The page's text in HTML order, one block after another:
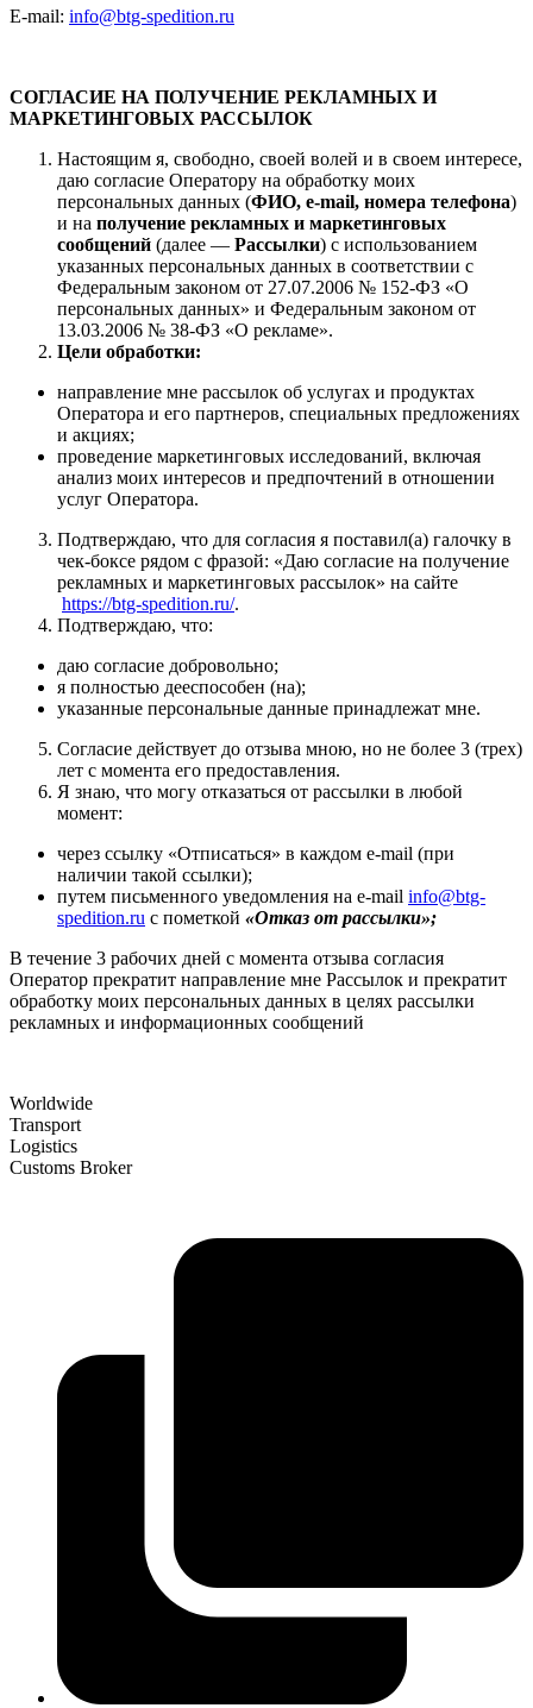
E-mail: info@btg-spedition.ru
СОГЛАСИЕ НА ПОЛУЧЕНИЕ РЕКЛАМНЫХ И
МАРКЕТИНГОВЫХ РАССЫЛОК
Настоящим я, свободно, своей волей и в своем интересе,
даю согласие Оператору на обработку моих
персональных данных (ФИО, e-mail, номера телефона)
и на получение рекламных и маркетинговых
сообщений (далее — Рассылки) с использованием
указанных персональных данных в соответствии с
Федеральным законом от 27.07.2006 № 152-ФЗ «О
персональных данных» и Федеральным законом от
13.03.2006 № 38-ФЗ «О рекламе».
Цели обработки:
направление мне рассылок об услугах и продуктах
Оператора и его партнеров, специальных предложениях
и акциях;
проведение маркетинговых исследований, включая
анализ моих интересов и предпочтений в отношении
услуг Оператора.
Подтверждаю, что для согласия я поставил(а) галочку в
чек-боксе рядом с фразой: «Даю согласие на получение
рекламных и маркетинговых рассылок» на сайте
https://btg-spedition.ru/.
Подтверждаю, что:
даю согласие добровольно;
я полностью дееспособен (на);
указанные персональные данные принадлежат мне.
Согласие действует до отзыва мною, но не более 3 (трех)
лет с момента его предоставления.
Я знаю, что могу отказаться от рассылки в любой
момент:
через ссылку «Отписаться» в каждом e-mail (при
наличии такой ссылки);
путем письменного уведомления на e-mail info@btg-
spedition.ru с пометкой «Отказ от рассылки»;
В течение 3 рабочих дней с момента отзыва согласия
Оператор прекратит направление мне Рассылок и прекратит
обработку моих персональных данных в целях рассылки
рекламных и информационных сообщений
Worldwide
Transport
Logistics
Customs Broker